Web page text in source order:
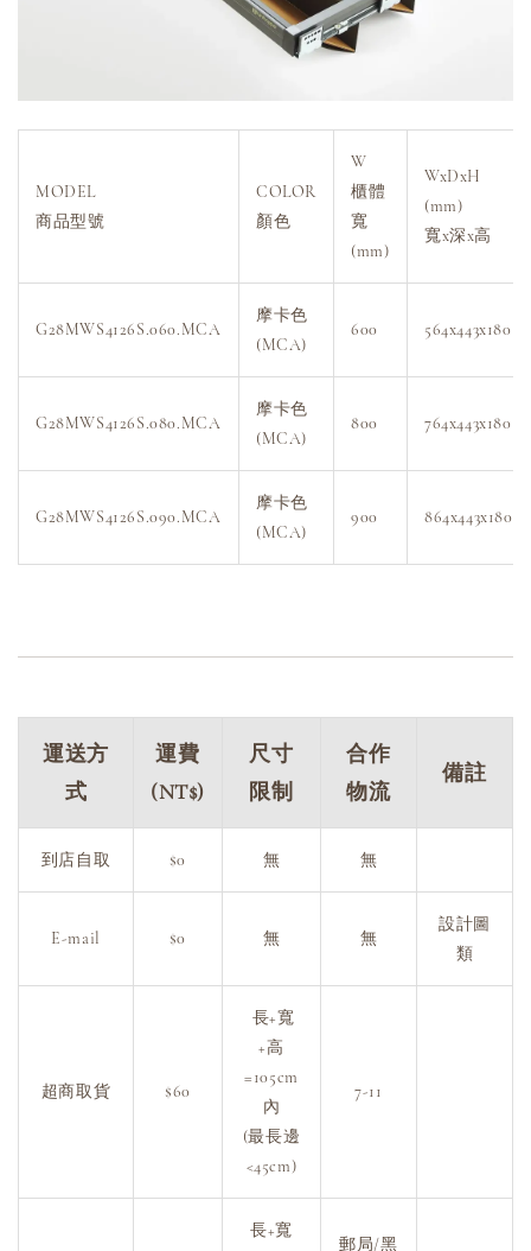
MODEL
商品型號
COLOR
顏色
W
櫃體
寬
(mm)
WxDxH
(mm)
寬x深x高
G28MWS4126S.060.MCA
摩卡色
(MCA)
600 564x443x180
G28MWS4126S.080.MCA
摩卡色
(MCA)
800 764x443x180
G28MWS4126S.090.MCA
摩卡色
(MCA)
900 864x443x180
運送方
式
運費
(NT$)
尺寸
限制
合作
物流
備註
到店自取 $0 無 無
E-mail $0 無 無
設計圖
類
超商取貨 $60
長+寬
+高
=105cm
內
(最長邊
<45cm)
7-11
長+寬
郵局/黑